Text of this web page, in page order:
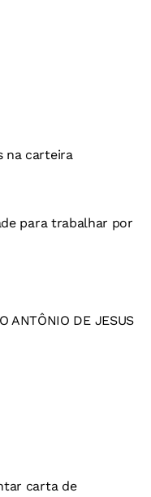
na carteira
para trabalhar por
ANTÔNIO DE JESUS
carta de